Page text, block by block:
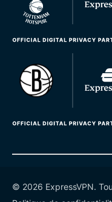
© 2026 ExpressVPN.